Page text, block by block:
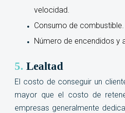
velocidad.
Consumo de combustible.
Número de encendidos y
5. Lealtad
El costo de conseguir un
mayor que el costo de
empresas generalmente